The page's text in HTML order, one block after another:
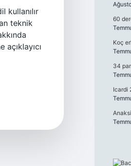
kullanılır
teknik
60
Koç
34
Icardi